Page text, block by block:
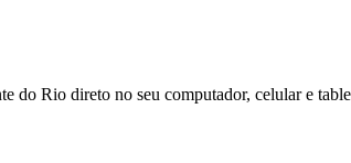
do Rio direto no seu computador, celular e